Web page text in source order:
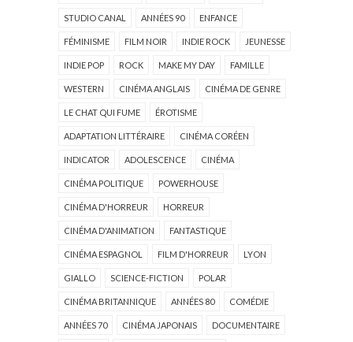
STUDIO CANAL ANNÉES 90 ENFANCE
FÉMINISME FILM NOIR INDIE ROCK JEUNESSE
INDIE POP ROCK MAKE MY DAY FAMILLE
WESTERN CINÉMA ANGLAIS CINÉMA DE GENRE
LE CHAT QUI FUME ÉROTISME
ADAPTATION LITTÉRAIRE CINÉMA CORÉEN
INDICATOR ADOLESCENCE CINÉMA
CINÉMA POLITIQUE POWERHOUSE
CINÉMA D'HORREUR HORREUR
CINÉMA D'ANIMATION FANTASTIQUE
CINÉMA ESPAGNOL FILM D'HORREUR LYON
GIALLO SCIENCE-FICTION POLAR
CINÉMA BRITANNIQUE ANNÉES 80 COMÉDIE
ANNÉES 70 CINÉMA JAPONAIS DOCUMENTAIRE